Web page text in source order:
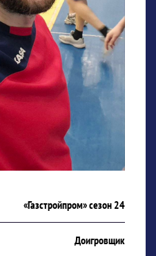
«Газстройпром» сезон 24
Доигровщик